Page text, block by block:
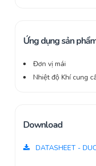
Ứng dụng sản
Đơn vị mái
Nhiệt độ Khí cung
Download
DATASHEET -